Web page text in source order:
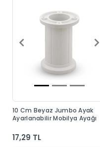
10 Cm Beyaz Jumbo Ayak
Ayarlanabilir Mobilya Ayağı
17,29 TL